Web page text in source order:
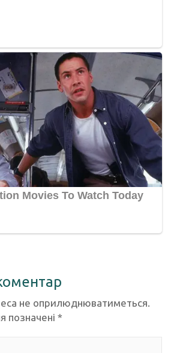
не оприлюднюватиметься.
позначені *